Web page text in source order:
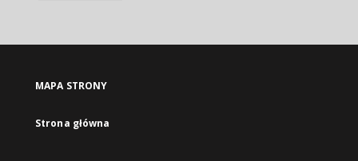
MAPA STRONY
Strona główna